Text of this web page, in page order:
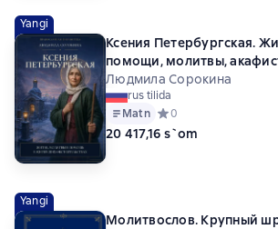
Yangi
Ксения Петербургская.
помощи, молитвы,
объяснение
Людмила Сорокина
rus tilida
Matn Средний рейтинг 0 на
0
20 417,16 s`om
Yangi
Молитвослов. Крупный